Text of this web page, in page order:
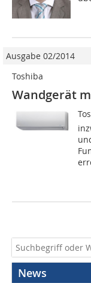
Ausgabe 02/2014
Toshiba
Wandgerät
News